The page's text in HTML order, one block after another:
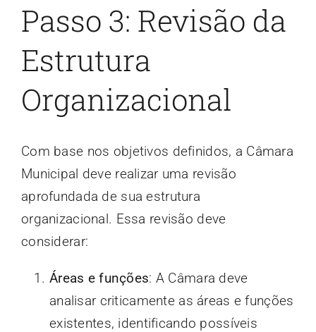
Passo 3: Revisão da
Estrutura
Organizacional
Com base nos objetivos definidos, a Câmara
Municipal deve realizar uma revisão
aprofundada de sua estrutura
organizacional. Essa revisão deve
considerar:
Áreas e funções: A Câmara deve
analisar criticamente as áreas e funções
existentes, identificando possíveis